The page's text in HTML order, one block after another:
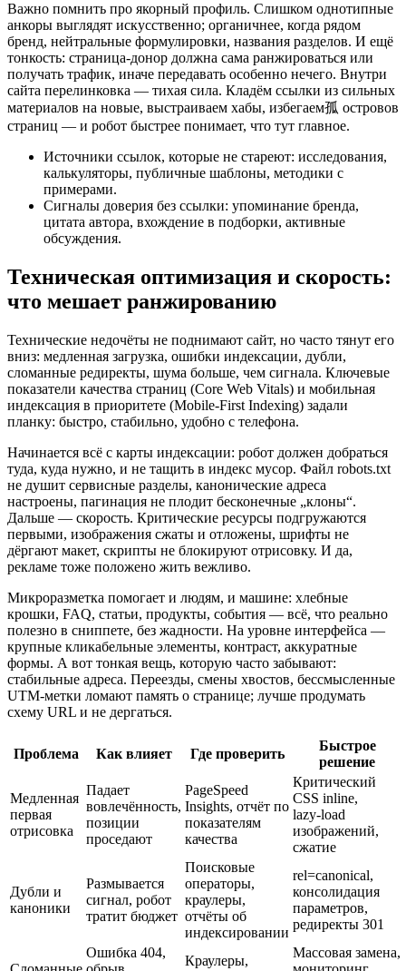
Важно помнить про якорный профиль. Слишком однотипные
анкоры выглядят искусственно; органичнее, когда рядом
бренд, нейтральные формулировки, названия разделов. И ещё
тонкость: страница‑донор должна сама ранжироваться или
получать трафик, иначе передавать особенно нечего. Внутри
сайта перелинковка — тихая сила. Кладём ссылки из сильных
материалов на новые, выстраиваем хабы, избегаем孤 островов
страниц — и робот быстрее понимает, что тут главное.
Источники ссылок, которые не стареют: исследования,
калькуляторы, публичные шаблоны, методики с
примерами.
Сигналы доверия без ссылки: упоминание бренда,
цитата автора, вхождение в подборки, активные
обсуждения.
Техническая оптимизация и скорость:
что мешает ранжированию
Технические недочёты не поднимают сайт, но часто тянут его
вниз: медленная загрузка, ошибки индексации, дубли,
сломанные редиректы, шума больше, чем сигнала. Ключевые
показатели качества страниц (Core Web Vitals) и мобильная
индексация в приоритете (Mobile-First Indexing) задали
планку: быстро, стабильно, удобно с телефона.
Начинается всё с карты индексации: робот должен добраться
туда, куда нужно, и не тащить в индекс мусор. Файл robots.txt
не душит сервисные разделы, канонические адреса
настроены, пагинация не плодит бесконечные „клоны“.
Дальше — скорость. Критические ресурсы подгружаются
первыми, изображения сжаты и отложены, шрифты не
дёргают макет, скрипты не блокируют отрисовку. И да,
рекламе тоже положено жить вежливо.
Микроразметка помогает и людям, и машине: хлебные
крошки, FAQ, статьи, продукты, события — всё, что реально
полезно в сниппете, без жадности. На уровне интерфейса —
крупные кликабельные элементы, контраст, аккуратные
формы. А вот тонкая вещь, которую часто забывают:
стабильные адреса. Переезды, смены хвостов, бессмысленные
UTM‑метки ломают память о странице; лучше продумать
схему URL и не дергаться.
Проблема Как влияет Где проверить
Быстрое
решение
Медленная
первая
отрисовка
Падает
вовлечённость,
позиции
проседают
PageSpeed
Insights, отчёт по
показателям
качества
Критический
CSS inline,
lazy‑load
изображений,
сжатие
Дубли и
каноники
Размывается
сигнал, робот
тратит бюджет
Поисковые
операторы,
краулеры,
отчёты об
индексировании
rel=canonical,
консолидация
параметров,
редиректы 301
Ошибка 404,
Краулеры,
Массовая замена,